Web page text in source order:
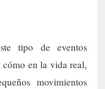
tipo de eventos
en la vida real,
movimientos